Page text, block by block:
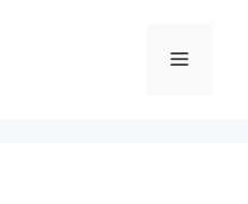
메